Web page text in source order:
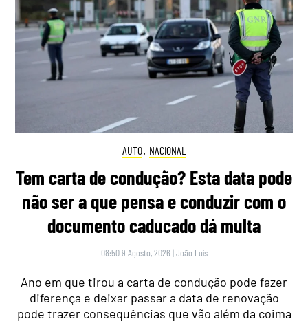
AUTO, NACIONAL
Tem carta de condução? Esta data pode
não ser a que pensa e conduzir com o
documento caducado dá multa
08:50 9 Agosto, 2026 |João Luís
Ano em que tirou a carta de condução pode fazer
diferença e deixar passar a data de renovação
pode trazer consequências que vão além da coima